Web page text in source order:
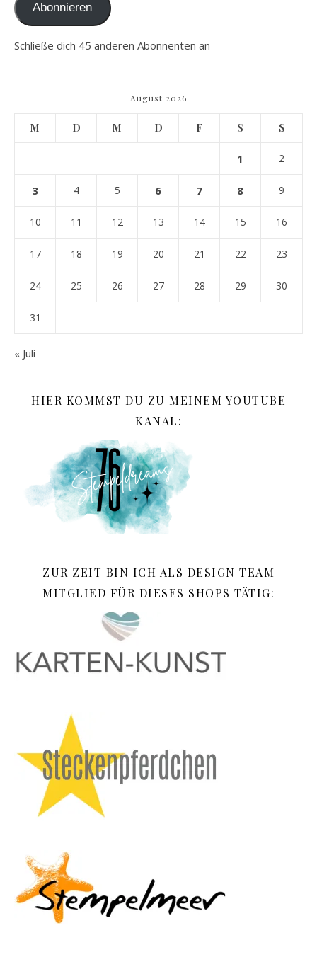
Abonnieren
Schließe dich 45 anderen Abonnenten an
August 2026
M D M D F S S
1 2
3 4 5 6 7 8 9
10 11 12 13 14 15 16
17 18 19 20 21 22 23
24 25 26 27 28 29 30
31
« Juli
HIER KOMMST DU ZU MEINEM YOUTUBE
KANAL:
ZUR ZEIT BIN ICH ALS DESIGN TEAM
MITGLIED FÜR DIESES SHOPS TÄTIG: